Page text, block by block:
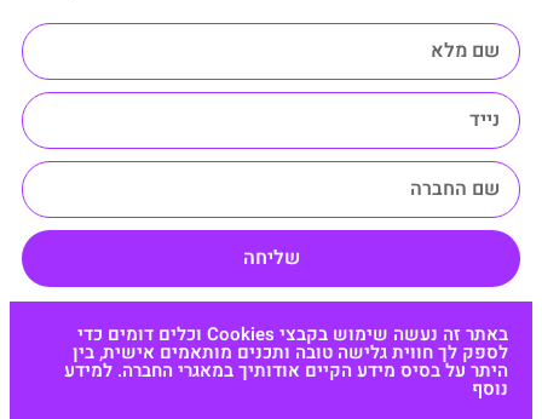
שליחה
באתר זה נעשה שימוש בקבצי Cookies וכלים דומים כדי
לספק לך חווית גלישה טובה ותכנים מותאמים אישית, בין
היתר על בסיס מידע הקיים אודותיך במאגרי החברה. למידע
נוסף